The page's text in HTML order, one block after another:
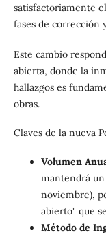
satisfactoriamente
fases de corrección
Este cambio
abierta, donde la
hallazgos es
obras.
Claves de la nueva
Volumen
mantendrá
noviembre),
abierto" que
Método de